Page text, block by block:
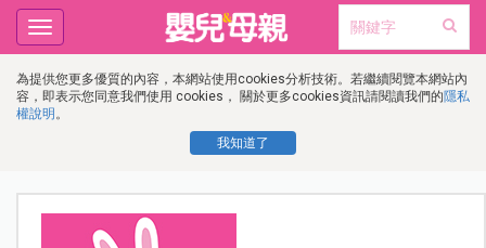
為提供您更多優質的內容，本網站使用cookies分析技術。若繼續閱覽本網站內
容，即表示您同意我們使用 cookies， 關於更多cookies資訊請閱讀我們的隱私
權說明 。
我知道了
Toggle
navigation